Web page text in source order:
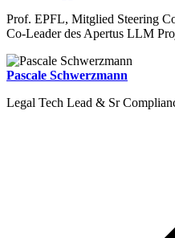
Prof. EPFL, Mitglied Steering
Co-Leader des Apertus LLM
Pascale Schwerzmann
Legal Tech Lead & Sr